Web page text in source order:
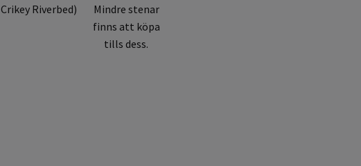
Crikey Riverbed)
Mindre stenar
finns att köpa
tills dess.